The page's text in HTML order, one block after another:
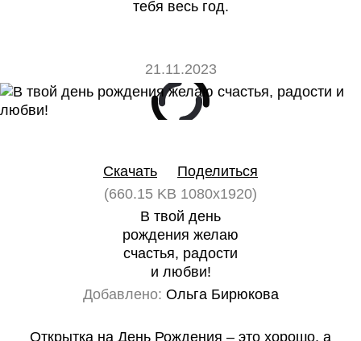
тебя весь год.
21.11.2023
Скачать
Поделиться
(660.15 KB 1080x1920)
В твой день
рождения желаю
счастья, радости
и любви!
Добавлено: Ольга Бирюкова
Открытка на День Рождения – это хорошо, а